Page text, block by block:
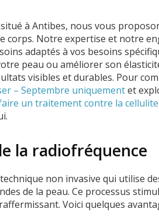
à Antibes, nous vous
corps. Notre expertise et notre
adaptés à vos besoins
peau ou améliorer son
visibles et durables. Pour
– Septembre uniquementet
un traitement contre la cellulite
la radiofréquence
non invasive qui utilise
de la peau. Ce processus
Voici quelques